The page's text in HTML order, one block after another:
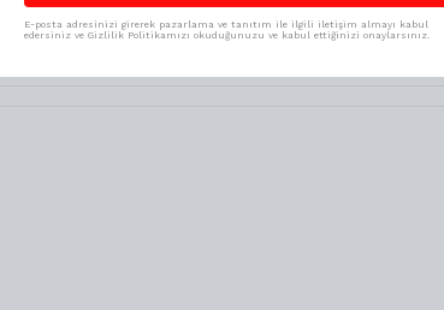
E-posta adresinizi girerek pazarlama ve tanıtım ile ilgili iletişim almayı kabul
edersiniz ve Gizlilik Politikamızı okuduğunuzu ve kabul ettiğinizi onaylarsınız.